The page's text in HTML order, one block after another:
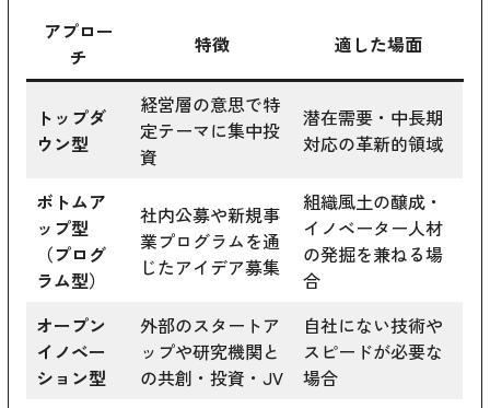
アプロー
チ
特徴 適した場面
トップダ
ウン型
経営層の意思で特
定テーマに集中投
資
潜在需要・中長期
対応の革新的領域
ボトムア
ップ型
（プログ
ラム型）
社内公募や新規事
業プログラムを通
じたアイデア募集
組織風土の醸成・
イノベーター人材
の発掘を兼ねる場
合
オープン
イノベー
ション型
外部のスタートア
ップや研究機関と
の共創・投資・JV
自社にない技術や
スピードが必要な
場合